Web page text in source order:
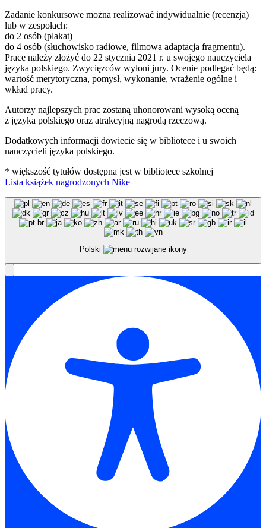
Zadanie konkursowe można realizować indywidualnie (recenzja)
lub w zespołach:
do 2 osób (plakat)
do 4 osób (słuchowisko radiowe, filmowa adaptacja fragmentu).
Prace należy złożyć do 22 stycznia 2021 r. u swojego nauczyciela
języka polskiego. Zwycięzców wyłoni jury. Ocenie podlegać będą:
wartość merytoryczna, pomysł, wykonanie, wrażenie ogólne i
wkład pracy.
Autorzy najlepszych prac zostaną uhonorowani wysoką oceną
z języka polskiego oraz atrakcyjną nagrodą rzeczową.
Dodatkowych informacji dowiecie się w bibliotece i u swoich
nauczycieli języka polskiego.
* większość tytułów dostępna jest w bibliotece szkolnej
Lista książek nagrodzonych Nike
Polski